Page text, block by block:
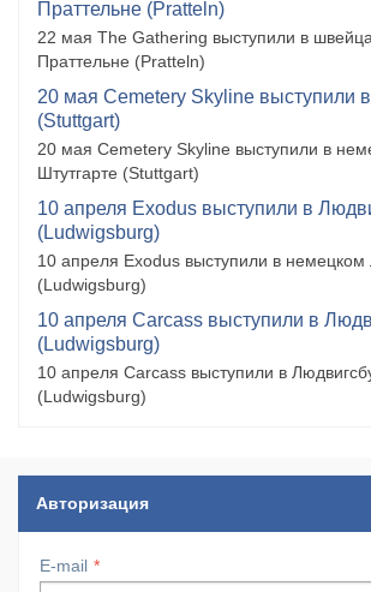
Праттельне (Pratteln)
22 мая The Gathering выступили в
Праттельне (Pratteln)
20 мая Cemetery Skyline выступили
(Stuttgart)
20 мая Cemetery Skyline выступили в
Штутгарте (Stuttgart)
10 апреля Exodus выступили в
(Ludwigsburg)
10 апреля Exodus выступили в немецком
(Ludwigsburg)
10 апреля Carcass выступили в
(Ludwigsburg)
10 апреля Carcass выступили в
(Ludwigsburg)
Авторизация
E-mail